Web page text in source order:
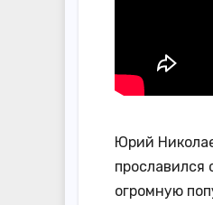
Юрий
прославился
огромную